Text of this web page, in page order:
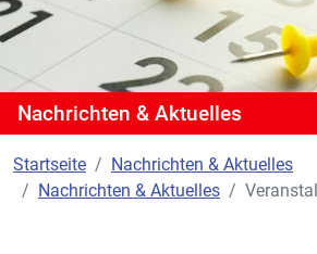
Nachrichten & Aktuelles
Startseite
Nachrichten & Aktuelles
Nachrichten & Aktuelles